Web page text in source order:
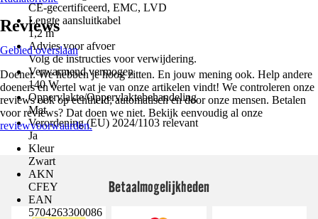
CE-gecertificeerd, EMC, LVD
Lengte aansluitkabel
1,2 m
Advies voor afvoer
Volg de instructies voor verwijdering.
Verwarmend vermogen
140 W
Oppervlakte/Oppervlaktebehandeling
Mat
Verordening (EU) 2024/1103 relevant
Ja
Kleur
Zwart
AKN
CFEY
EAN
5704263300086
Reviews
Gebied overslaan
Doener. We hebben je hoog zitten. En jouw mening ook. Help andere
doeners en vertel wat je van onze artikelen vindt! We controleren onze
reviews ook op echtheid; automatisch en door onze mensen. Betalen
voor reviews? Dat doen we niet. Bekijk eenvoudig al onze
reviewvoorwaarden.
Betaalmogelijkheden